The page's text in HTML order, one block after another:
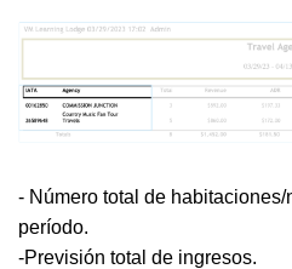
- Número total de habitaciones/
período.
-Previsión total de ingresos.